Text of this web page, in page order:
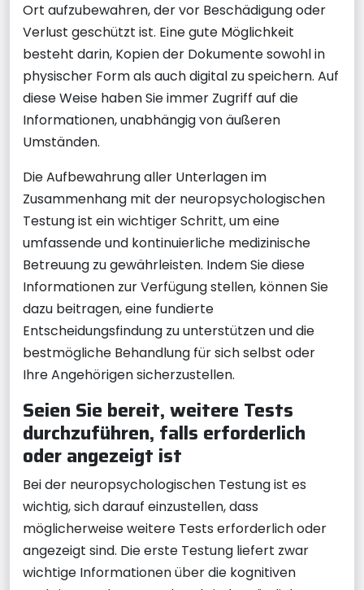
Ort aufzubewahren, der vor Beschädigung oder
Verlust geschützt ist. Eine gute Möglichkeit
besteht darin, Kopien der Dokumente sowohl in
physischer Form als auch digital zu speichern. Auf
diese Weise haben Sie immer Zugriff auf die
Informationen, unabhängig von äußeren
Umständen.
Die Aufbewahrung aller Unterlagen im
Zusammenhang mit der neuropsychologischen
Testung ist ein wichtiger Schritt, um eine
umfassende und kontinuierliche medizinische
Betreuung zu gewährleisten. Indem Sie diese
Informationen zur Verfügung stellen, können Sie
dazu beitragen, eine fundierte
Entscheidungsfindung zu unterstützen und die
bestmögliche Behandlung für sich selbst oder
Ihre Angehörigen sicherzustellen.
Seien Sie bereit, weitere Tests
durchzuführen, falls erforderlich
oder angezeigt ist
Bei der neuropsychologischen Testung ist es
wichtig, sich darauf einzustellen, dass
möglicherweise weitere Tests erforderlich oder
angezeigt sind. Die erste Testung liefert zwar
wichtige Informationen über die kognitiven